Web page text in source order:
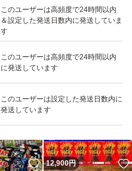
このユーザーは高頻度で24時間以内
＆設定した発送日数内に発送していま
す
このユーザーは高頻度で24時間以内
に発送しています
このユーザーは設定した発送日数内に
発送しています
12,500
いいね！
12,900円